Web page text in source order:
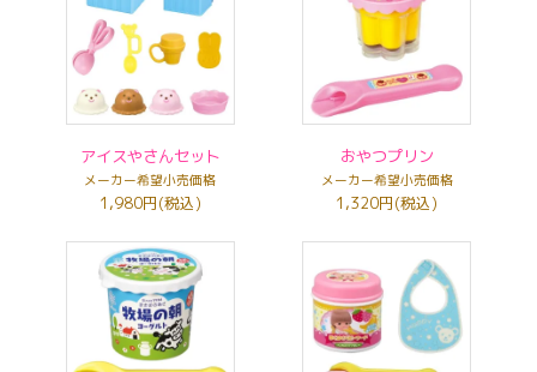
アイスやさんセット
メーカー希望小売価格
1,980円(税込)
おやつプリン
メーカー希望小売価格
1,320円(税込)